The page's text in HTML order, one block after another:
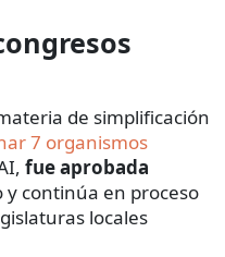
de simplificación
7 organismos
fue aprobada
y continúa en proceso
locales